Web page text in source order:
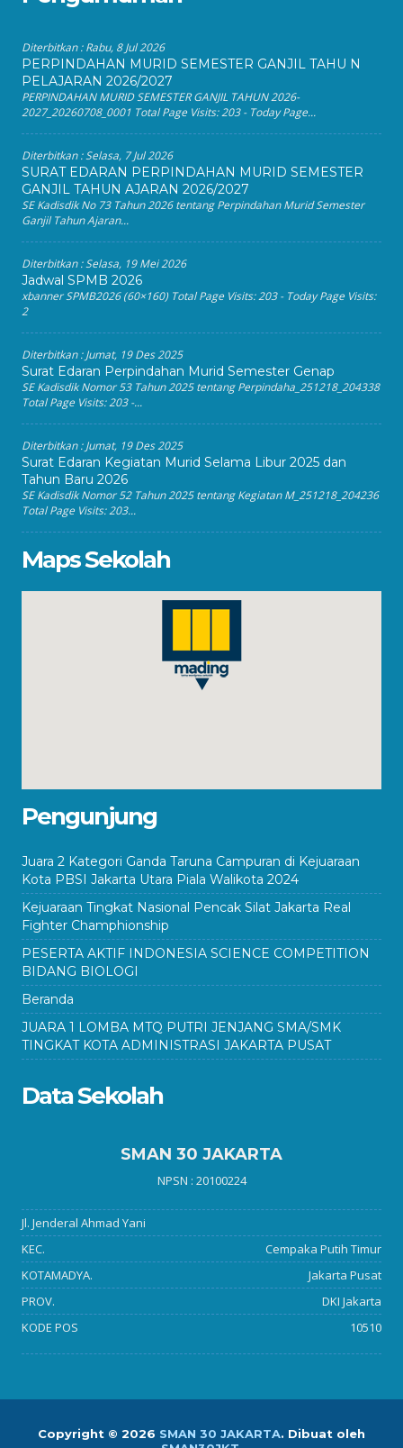
Diterbitkan :Rabu, 8 Jul 2026
PERPINDAHAN MURID SEMESTER GANJIL TAHU N
PELAJARAN 2026/2027
PERPINDAHAN MURID SEMESTER GANJIL TAHUN 2026-
2027_20260708_0001 Total Page Visits: 203 - Today Page...
Diterbitkan :Selasa, 7 Jul 2026
SURAT EDARAN PERPINDAHAN MURID SEMESTER
GANJIL TAHUN AJARAN 2026/2027
SE Kadisdik No 73 Tahun 2026 tentang Perpindahan Murid Semester
Ganjil Tahun Ajaran...
Diterbitkan :Selasa, 19 Mei 2026
Jadwal SPMB 2026
xbanner SPMB2026 (60×160) Total Page Visits: 203 - Today Page Visits:
2
Diterbitkan :Jumat, 19 Des 2025
Surat Edaran Perpindahan Murid Semester Genap
SE Kadisdik Nomor 53 Tahun 2025 tentang Perpindaha_251218_204338
Total Page Visits: 203 -...
Diterbitkan :Jumat, 19 Des 2025
Surat Edaran Kegiatan Murid Selama Libur 2025 dan
Tahun Baru 2026
SE Kadisdik Nomor 52 Tahun 2025 tentang Kegiatan M_251218_204236
Total Page Visits: 203...
Maps Sekolah
Pengunjung
Juara 2 Kategori Ganda Taruna Campuran di Kejuaraan
Kota PBSI Jakarta Utara Piala Walikota 2024
Kejuaraan Tingkat Nasional Pencak Silat Jakarta Real
Fighter Champhionship
PESERTA AKTIF INDONESIA SCIENCE COMPETITION
BIDANG BIOLOGI
Beranda
JUARA 1 LOMBA MTQ PUTRI JENJANG SMA/SMK
TINGKAT KOTA ADMINISTRASI JAKARTA PUSAT
Data Sekolah
SMAN 30 JAKARTA
NPSN : 20100224
Jl. Jenderal Ahmad Yani
KEC.
Cempaka Putih Timur
KOTAMADYA.
Jakarta Pusat
PROV.
DKI Jakarta
KODE POS
10510
Copyright © 2026 SMAN 30 JAKARTA. Dibuat oleh